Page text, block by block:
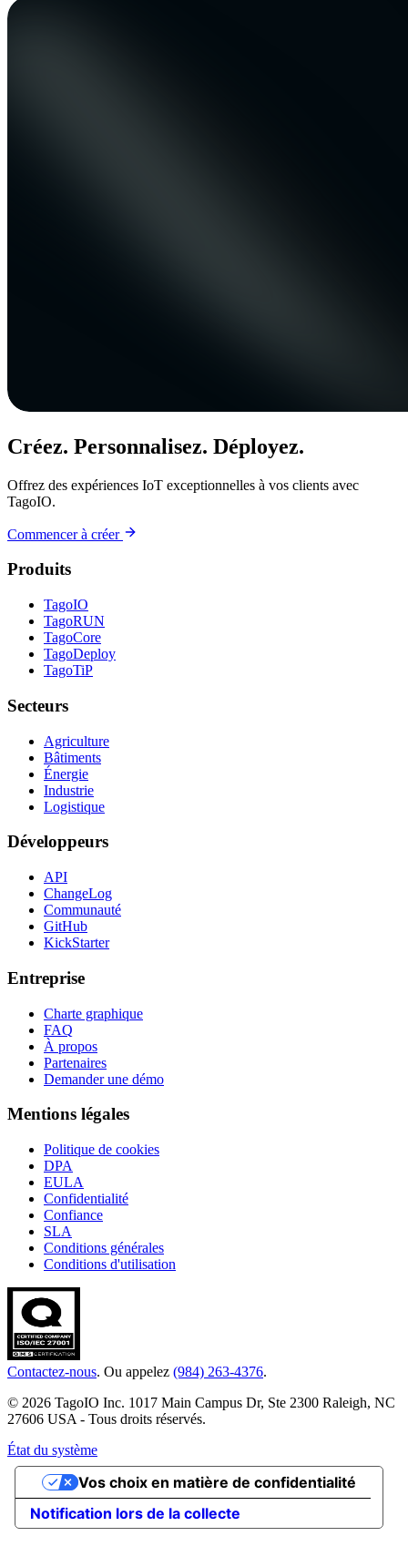
Créez. Personnalisez. Déployez.
Offrez des expériences IoT exceptionnelles à vos clients avec
TagoIO.
Commencer à créer
Produits
TagoIO
TagoRUN
TagoCore
TagoDeploy
TagoTiP
Secteurs
Agriculture
Bâtiments
Énergie
Industrie
Logistique
Développeurs
API
ChangeLog
Communauté
GitHub
KickStarter
Entreprise
Charte graphique
FAQ
À propos
Partenaires
Demander une démo
Mentions légales
Politique de cookies
DPA
EULA
Confidentialité
Confiance
SLA
Conditions générales
Conditions d'utilisation
Contactez-nous. Ou appelez (984) 263-4376.
© 2026 TagoIO Inc. 1017 Main Campus Dr, Ste 2300 Raleigh, NC
27606 USA - Tous droits réservés.
État du système
Notification lors de la collecte
Vos choix en matière de confidentialité